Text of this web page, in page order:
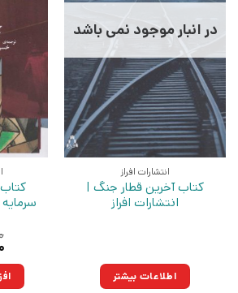
در انبار موجود نمی باشد
انتشارات افراز
کتاب آخرین قطار جنگ |
انتشارات افراز
اطلاعات بیشتر